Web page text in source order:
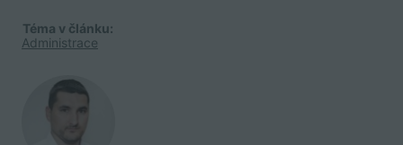
Téma v článku:
Administrace